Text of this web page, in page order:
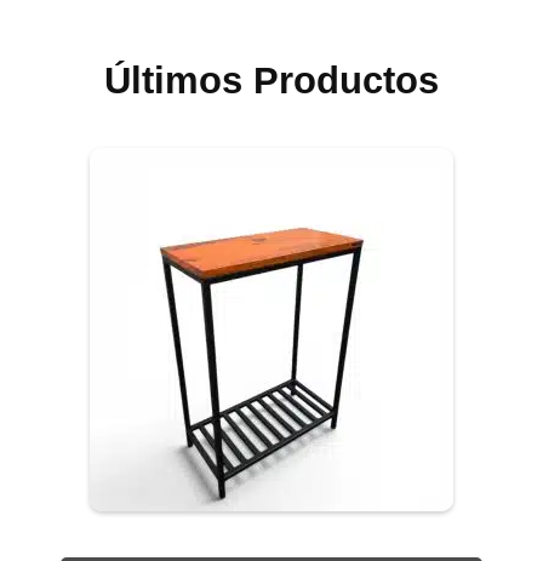
Últimos Productos